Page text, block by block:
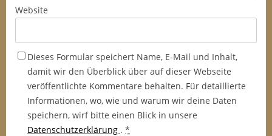
Website
Dieses Formular speichert Name, E-Mail und Inhalt,
damit wir den Überblick über auf dieser Webseite
veröffentlichte Kommentare behalten. Für detaillierte
Informationen, wo, wie und warum wir deine Daten
speichern, wirf bitte einen Blick in unsere
Datenschutzerklärung . *